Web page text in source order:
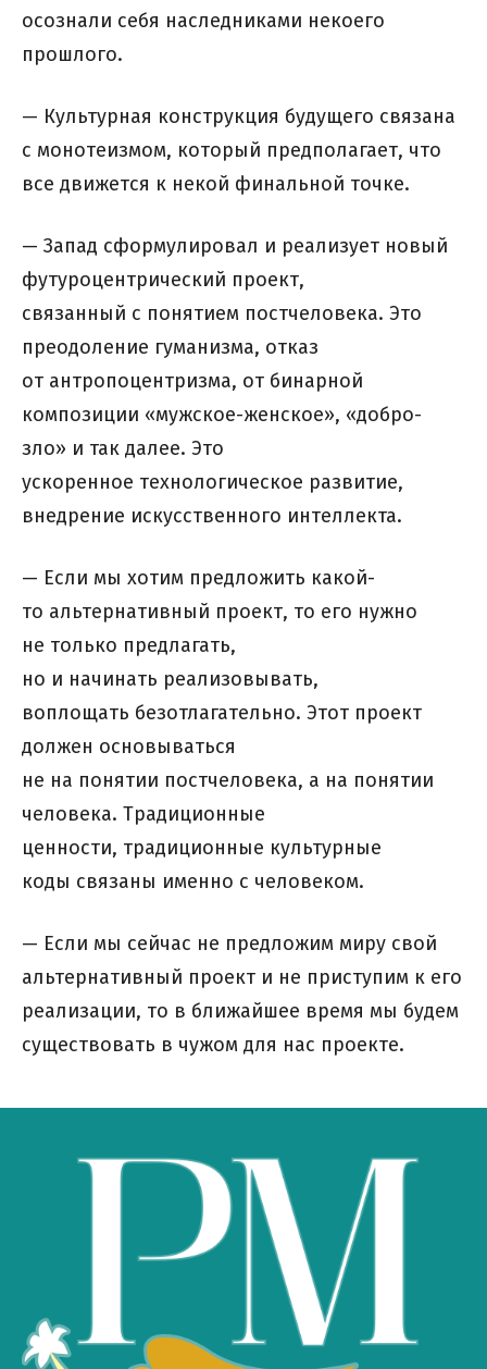
осознали себя наследниками некоего
прошлого.
— Культурная конструкция будущего связана
с монотеизмом, который предполагает, что
все движется к некой финальной точке.
— Запад сформулировал и реализует новый
футуроцентрический проект,
связанный с понятием постчеловека. Это
преодоление гуманизма, отказ
от антропоцентризма, от бинарной
композиции «мужское-женское», «добро-
зло» и так далее. Это
ускоренное технологическое развитие,
внедрение искусственного интеллекта.
— Если мы хотим предложить какой-
то альтернативный проект, то его нужно
не только предлагать,
но и начинать реализовывать,
воплощать безотлагательно. Этот проект
должен основываться
не на понятии постчеловека, а на понятии
человека. Традиционные
ценности, традиционные культурные
коды связаны именно с человеком.
— Если мы сейчас не предложим миру свой
альтернативный проект и не приступим к его
реализации, то в ближайшее время мы будем
существовать в чужом для нас проекте.